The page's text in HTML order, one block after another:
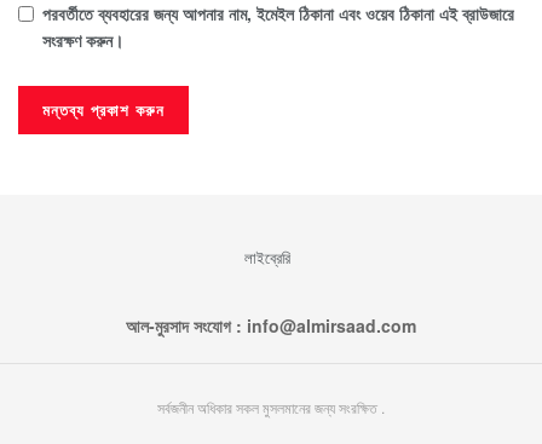
পরবর্তীতে ব্যবহারের জন্য আপনার নাম, ইমেইল ঠিকানা এবং ওয়েব ঠিকানা এই ব্রাউজারে
সংরক্ষণ করুন।
লাইব্রেরি
আল-মুরসাদ সংযোগ : info@almirsaad.com
সর্বজনীন অধিকার সকল মুসলমানের জন্য সংরক্ষিত .